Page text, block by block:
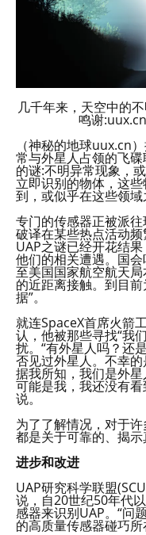
几千年来，天空中的
鸣谢
（神秘的地球uux.cn
常与外星人占领的飞
的谜:不明异常现象，
立即识别的物体，这
到，或似乎在这些领
专门的传感器正被派
破译在某些热点活动
UAP之谜已经开花结
他们的相关遭遇。国
至美国国家航空航天
的近距离接触。到目
据”。
就连SpaceX首席火箭
认，他被那些寻找“我
扰。“有外星人吗？还
否见过外星人。不幸
据我所知，我们是外
可能是我，我还没有
说。
为了了解情况，对于
都是关于可靠的、揭示
进步和改进
UAP研究科学联盟
说，自20世纪50年代
感器来识别UAP。“问
的高质量传感器碰巧